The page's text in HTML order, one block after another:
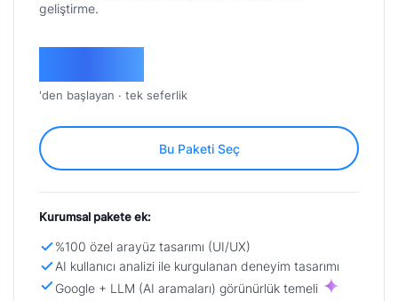
geliştirme.
'den başlayan · tek seferlik
Bu Paketi Seç
Kurumsal pakete ek:
%100 özel arayüz tasarımı (UI/UX)
AI kullanıcı analizi ile kurgulanan deneyim tasarımı
Google + LLM (AI aramaları) görünürlük temeli